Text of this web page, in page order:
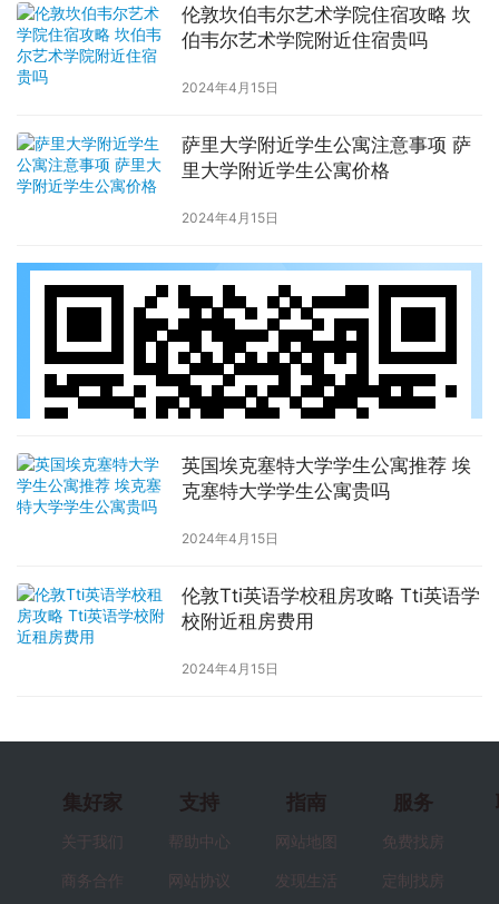
伦敦坎伯韦尔艺术学院住宿攻略 坎
伯韦尔艺术学院附近住宿贵吗
2024年4月15日
萨里大学附近学生公寓注意事项 萨
里大学附近学生公寓价格
2024年4月15日
英国埃克塞特大学学生公寓推荐 埃
克塞特大学学生公寓贵吗
2024年4月15日
伦敦Tti英语学校租房攻略 Tti英语学
校附近租房费用
2024年4月15日
集好家
关于我们
商务合作
支持
帮助中心
网站协议
指南
网站地图
发现生活
服务
免费找房
定制找房